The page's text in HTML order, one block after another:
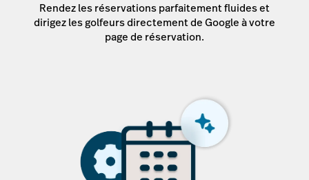
Rendez les réservations parfaitement fluides et
dirigez les golfeurs directement de Google à votre
page de réservation.